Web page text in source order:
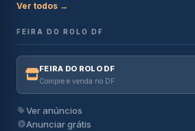
Ver todos →
FEIRA DO ROLO DF
FEIRA DO ROLO DF
Compre e venda no DF
Ver anúncios
Anunciar grátis